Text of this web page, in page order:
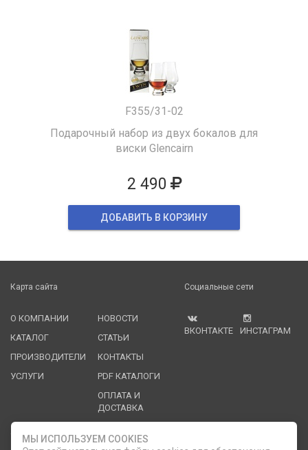
F355/31-02
Подарочный набор из двух бокалов для
виски Glencairn
2 490
ДОБАВИТЬ В КОРЗИНУ
Карта сайта
О КОМПАНИИ
КАТАЛОГ
ПРОИЗВОДИТЕЛИ
УСЛУГИ
НОВОСТИ
СТАТЬИ
КОНТАКТЫ
PDF КАТАЛОГИ
ОПЛАТА И
ДОСТАВКА
Социальные сети
ВКОНТАКТЕ ИНСТАГРАМ
Служба клиентской поддержки
МЫ ИСПОЛЬЗУЕМ COOKIES